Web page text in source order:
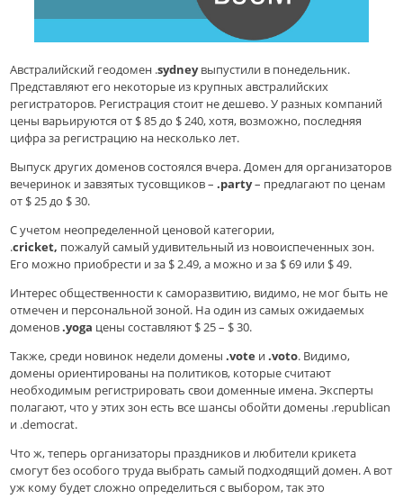
Австралийский геодомен .sydneyвыпустили в понедельник.
Представляют его некоторые из крупных австралийских
регистраторов. Регистрация стоит не дешево. У разных компаний
цены варьируются от $ 85 до $ 240, хотя, возможно, последняя
цифра за регистрацию на несколько лет.
Выпуск других доменов состоялся вчера. Домен для организаторов
вечеринок и завзятых тусовщиков – .party– предлагают по ценам
от $ 25 до $ 30.
С учетом неопределенной ценовой категории,
.cricket, пожалуй самый удивительный из новоиспеченных зон.
Его можно приобрести и за $ 2.49, а можно и за $ 69 или $ 49.
Интерес общественности к саморазвитию, видимо, не мог быть не
отмечен и персональной зоной. На один из самых ожидаемых
доменов.yoga цены составляют $ 25 – $ 30.
Также, среди новинок недели домены .vote и.voto. Видимо,
домены ориентированы на политиков, которые считают
необходимым регистрировать свои доменные имена. Эксперты
полагают, что у этих зон есть все шансы обойти домены .republican
и .democrat.
Что ж, теперь организаторы праздников и любители крикета
смогут без особого труда выбрать самый подходящий домен. А вот
уж кому будет сложно определиться с выбором, так это